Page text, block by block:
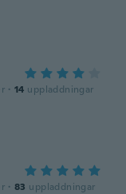
· 14 uppladdningar
· 83 uppladdningar